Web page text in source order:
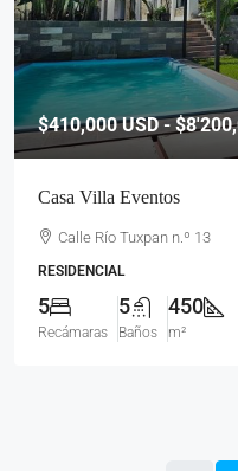
$410,000USD -
Casa Villa Eventos
Calle Río Tuxpan n.º 13
RESIDENCIAL
5
Recámaras
5
Baños
450
m²